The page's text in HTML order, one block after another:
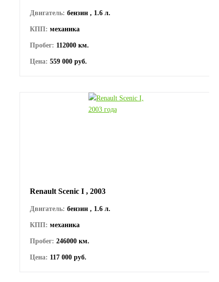
Двигатель: бензин , 1.6 л.
КПП: механика
Пробег: 112000 км.
Цена: 559 000 руб.
Renault Scenic I , 2003
Двигатель: бензин , 1.6 л.
КПП: механика
Пробег: 246000 км.
Цена: 117 000 руб.